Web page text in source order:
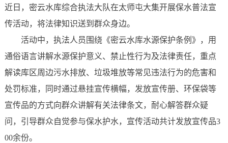
近日，密云水库综合执法大队在太师屯大集开展保水普法宣
传活动，将法律知识送到群众身边。
活动中，执法人员围绕《密云水库水源保护条例》，用
通俗语言讲解水源保护意义、禁止性行为及法律责任，重点
解读库区周边污水排放、垃圾堆放等常见违法行为的危害和
处罚标准，同时通过悬挂宣传横幅，发放宣传册、环保袋等
宣传品的方式向群众讲解有关法律条文，耐心解答群众疑
问，引导群众自觉参与保水护水，宣传活动共计发放宣传品3
00余份。